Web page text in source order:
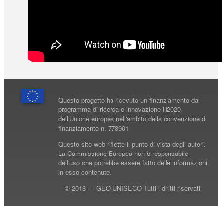
Questo progetto ha ricevuto un finanziamento dal
programma di ricerca e innovazione H2020
dell'Unione europea nell'ambito della convenzione di
finanziamento n. 773901
Questo sito web riflette il punto di vista degli autori.
La Commissione Europea non è responsabile
dell'uso che potrebbe essere fatto delle informazioni
in esso contenute.
© 2018 — GEO UNISECO Tutti i diritti riservati.